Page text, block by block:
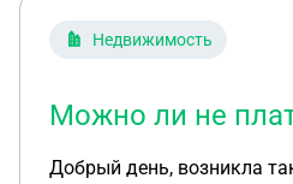
Недвижимость
Можно ли не
Добрый день, возникла такая ситуация Мы с мужем снимали квартиру, сложилась трудная жизненная